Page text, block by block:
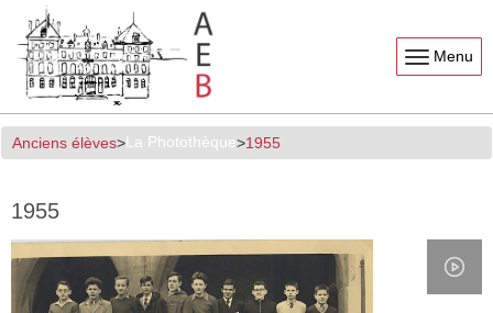
Menu
Anciens élèves La Photothèque 1955
1955